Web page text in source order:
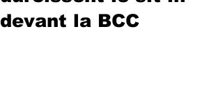
devant la BCC